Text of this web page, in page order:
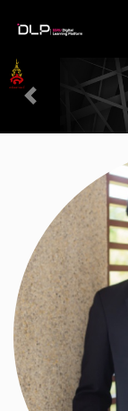
Previous